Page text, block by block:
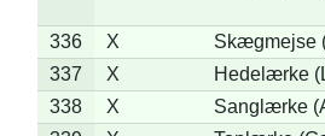
336 X
Skægmejse
337
X
Hedelærke
338
X
Sanglærke